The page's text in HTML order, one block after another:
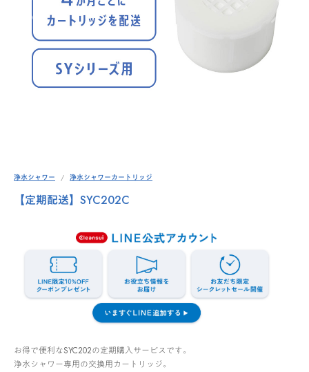
浄水シャワー 浄水シャワーカートリッジ
【定期配送】SYC202C
お得で便利なSYC202の定期購入サービスです。
浄水シャワー専用の交換用カートリッジ。